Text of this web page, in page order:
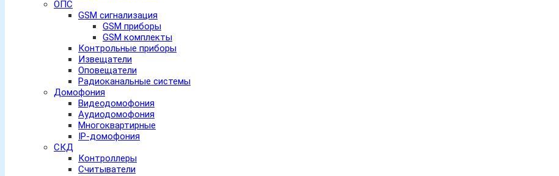
ОПС
GSM сигнализация
GSM приборы
GSM комплекты
Контрольные приборы
Извещатели
Оповещатели
Радиоканальные системы
Домофония
Видеодомофония
Аудиодомофония
Многоквартирные
IP-домофония
СКД
Контроллеры
Считыватели